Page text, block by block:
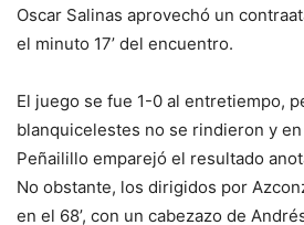
Oscar Salinas aprovechó un
el minuto 17’ del encuentro.
El juego se fue 1-0 al entretiempo,
blanquicelestes no se rindieron y en
Peñailillo emparejó el resultado
No obstante, los dirigidos por
en el 68’, con un cabezazo de